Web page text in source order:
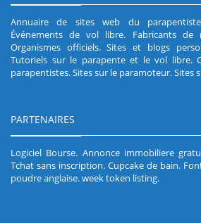
Annuaire de sites web du parapentiste
Événements de vol libre. Fabricants de
Organismes officiels.Sites et blogs
Tutoriels sur le parapente et le vol libre.
parapentistes.Sites sur le paramoteur.Sites
PARTENAIRES
Logiciel Bourse. Annonce immobiliere
Tchat sans inscription. Cupcake de bain.
poudre anglaise.week token listing.